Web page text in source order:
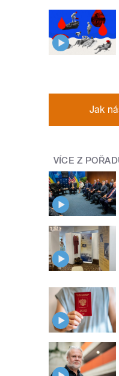
Jak
VÍCE Z